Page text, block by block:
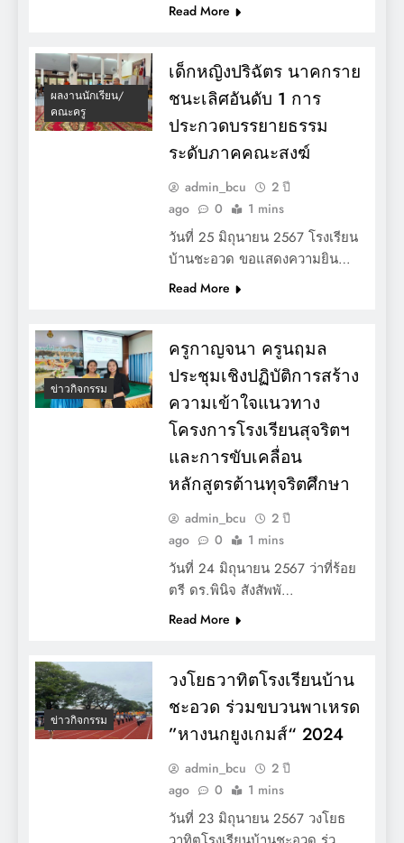
Read More
ผลงานนักเรียน/
คณะครู
เด็กหญิงปริฉัตร นาคกราย
ชนะเลิศอันดับ 1 การ
ประกวดบรรยายธรรม
ระดับภาคคณะสงฆ์
admin_bcu
2 ปี
ago
0 1 mins
วันที่ 25 มิถุนายน 2567 โรงเรียน
บ้านชะอวด ขอแสดงความยิน…
Read More
ข่าวกิจกรรม
ครูกาญจนา ครูนฤมล
ประชุมเชิงปฏิบัติการสร้าง
ความเข้าใจแนวทาง
โครงการโรงเรียนสุจริตฯ
และการขับเคลื่อน
หลักสูตรต้านทุจริตศึกษา
admin_bcu
2 ปี
ago
0 1 mins
วันที่ 24 มิถุนายน 2567 ว่าที่ร้อย
ตรี ดร.พินิจ สังสัพพั…
Read More
ข่าวกิจกรรม
วงโยธวาทิตโรงเรียนบ้าน
ชะอวด ร่วมขบวนพาเหรด
”หางนกยูงเกมส์“ 2024
admin_bcu
2 ปี
ago
0 1 mins
วันที่ 23 มิถุนายน 2567 วงโยธ